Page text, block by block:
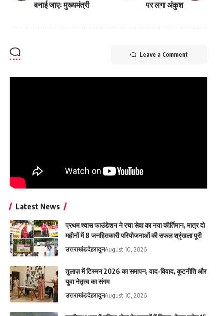
बनाई जाएः मुख्यमंत्री
पर लगा अंकुश
Leave a Comment
Latest News
प्रथम श्वास फाउंडेशन ने रचा सेवा का नया कीर्तिमान, मात्र दो
महीनों में 8 जनहितकारी परियोजनाओं की सफल श्रृंखला पूरी
उत्तराखंडदेहरादूनAugust 10, 2026
तुलाज़ में टिस्मन 2026 का समापन, वाद-विवाद, कूटनीति और
युवा नेतृत्व का संगम
उत्तराखंडदेहरादूनAugust 10, 2026